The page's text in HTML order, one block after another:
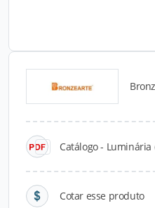
Catálogo -
Cotar esse produto
Catálogos